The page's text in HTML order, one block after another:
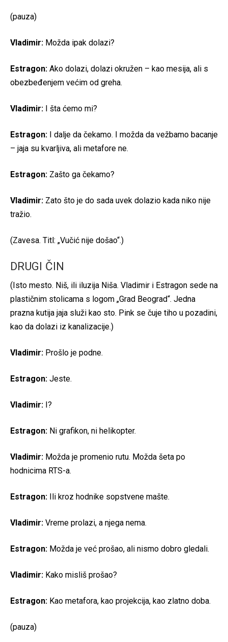
(pauza)
Vladimir: Možda ipak dolazi?
Estragon: Ako dolazi, dolazi okružen – kao mesija, ali s
obezbeđenjem većim od greha.
Vladimir: I šta ćemo mi?
Estragon: I dalje da čekamo. I možda da vežbamo bacanje
– jaja su kvarljiva, ali metafore ne.
Estragon: Zašto ga čekamo?
Vladimir: Zato što je do sada uvek dolazio kada niko nije
tražio.
(Zavesa. Titl: „Vučić nije došao“.)
DRUGI ČIN
(Isto mesto. Niš, ili iluzija Niša. Vladimir i Estragon sede na
plastičnim stolicama s logom „Grad Beograd“. Jedna
prazna kutija jaja služi kao sto. Pink se čuje tiho u pozadini,
kao da dolazi iz kanalizacije.)
Vladimir: Prošlo je podne.
Estragon: Jeste.
Vladimir: I?
Estragon: Ni grafikon, ni helikopter.
Vladimir: Možda je promenio rutu. Možda šeta po
hodnicima RTS-a.
Estragon: Ili kroz hodnike sopstvene mašte.
Vladimir: Vreme prolazi, a njega nema.
Estragon: Možda je već prošao, ali nismo dobro gledali.
Vladimir: Kako misliš prošao?
Estragon: Kao metafora, kao projekcija, kao zlatno doba.
(pauza)